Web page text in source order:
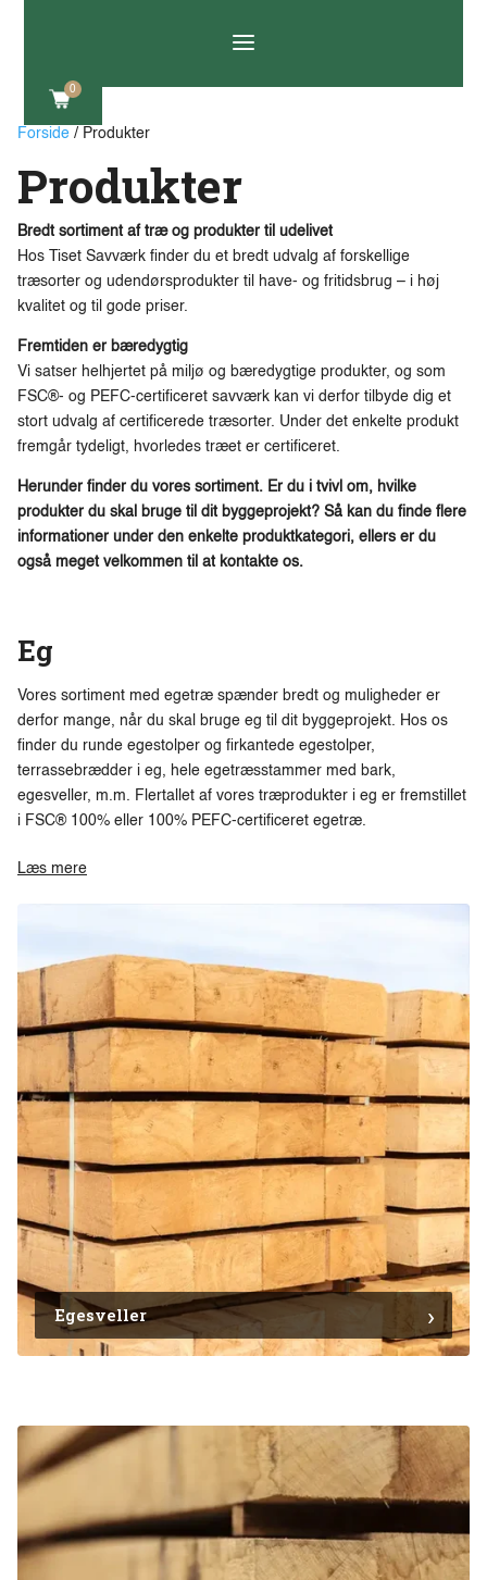
a
0
Forside / Produkter
Produkter
Bredt sortiment af træ og produkter til udelivet
Hos Tiset Savværk finder du et bredt udvalg af forskellige
træsorter og udendørsprodukter til have- og fritidsbrug – i høj
kvalitet og til gode priser.
Fremtiden er bæredygtig
Vi satser helhjertet på miljø og bæredygtige produkter, og som
FSC®- og PEFC-certificeret savværk kan vi derfor tilbyde dig et
stort udvalg af certificerede træsorter. Under det enkelte produkt
fremgår tydeligt, hvorledes træet er certificeret.
Herunder finder du vores sortiment. Er du i tvivl om, hvilke
produkter du skal bruge til dit byggeprojekt? Så kan du finde flere
informationer under den enkelte produktkategori, ellers er du
også meget velkommen til at kontakte os.
Eg
Vores sortiment med egetræ spænder bredt og muligheder er
derfor mange, når du skal bruge eg til dit byggeprojekt. Hos os
finder du runde egestolper og firkantede egestolper,
terrassebrædder i eg, hele egetræsstammer med bark,
egesveller, m.m. Flertallet af vores træprodukter i eg er fremstillet
i FSC® 100% eller 100% PEFC-certificeret egetræ.
Læs mere
Egesveller